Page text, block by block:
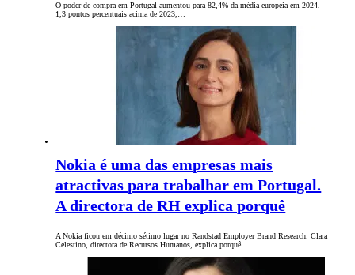
O poder de compra em Portugal aumentou para 82,4% da média europeia em 2024,
1,3 pontos percentuais acima de 2023,…
Nokia é uma das empresas mais
atractivas para trabalhar em Portugal.
A directora de RH explica porquê
A Nokia ficou em décimo sétimo lugar no Randstad Employer Brand Research. Clara
Celestino, directora de Recursos Humanos, explica porquê.